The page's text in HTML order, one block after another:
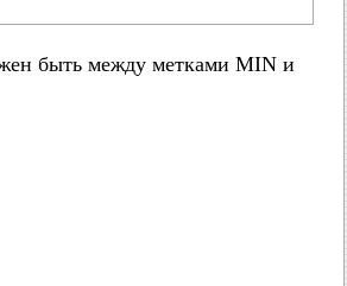
быть между метками MIN и